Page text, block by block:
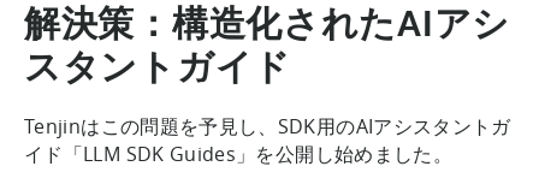
解決策：構造化されたAIアシ
スタントガイド
Tenjinはこの問題を予見し、SDK用のAIアシスタントガ
イド「LLM SDK Guides」を公開し始めました。